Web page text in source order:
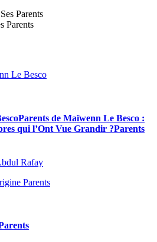
Parents
de Maïwenn Le Besco :
qui l’Ont Vue Grandir ?Parents
Rafay